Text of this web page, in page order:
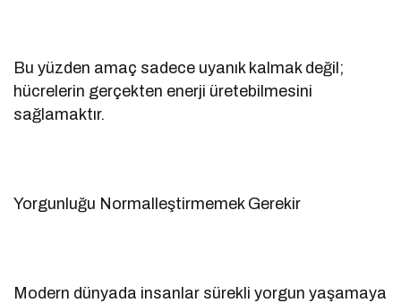
Bu yüzden amaç sadece uyanık kalmak değil;
hücrelerin gerçekten enerji üretebilmesini
sağlamaktır.
Yorgunluğu Normalleştirmemek Gerekir
Modern dünyada insanlar sürekli yorgun yaşamaya